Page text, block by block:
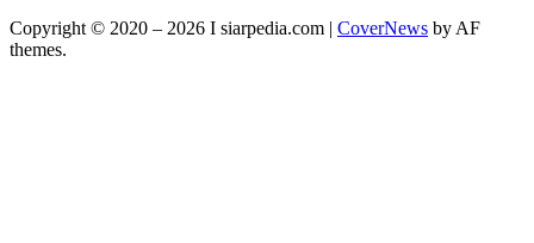
Copyright © 2020 – 2026 I siarpedia.com | CoverNews by AF
themes.